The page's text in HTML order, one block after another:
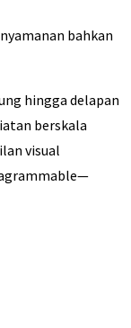
bahkan
hingga delapan
berskala
visual